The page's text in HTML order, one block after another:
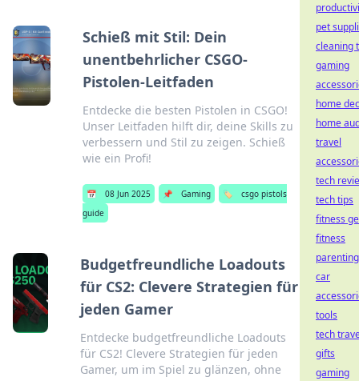
Schieß mit Stil: Dein
unentbehrlicher CSGO-
Pistolen-Leitfaden
Entdecke die besten Pistolen in CSGO!
Unser Leitfaden hilft dir, deine Skills zu
verbessern und Stil zu zeigen. Schieß
wie ein Profi!
📅 08 Jun 2025 📌 Gaming 🏷️
csgo pistols
guide
Budgetfreundliche Loadouts
für CS2: Clevere Strategien für
jeden Gamer
Entdecke budgetfreundliche Loadouts
für CS2! Clevere Strategien für jeden
Gamer, um im Spiel zu glänzen, ohne
pet
cleaning
gaming
home
home
travel
tech
tech tips
fitness
fitness
parenting
car
tools
tech
gifts
gaming